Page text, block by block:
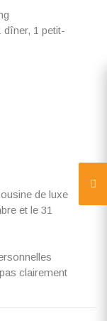
dîner, 1 petit-
de luxe
et le 31
clairement